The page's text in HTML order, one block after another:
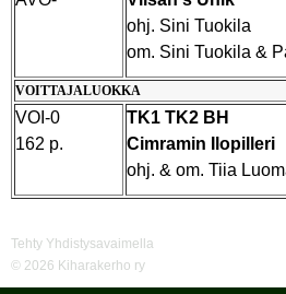
ohj. Sini Tuokila
om. Sini Tuokila &
VOITTAJALUOKKA
VOI-0
162 p.
TK1 TK2 BH
Cimramin Ilopilleri
ohj. & om. Tiia
Tehty Yhdistysavaimella
© 2026 Kiharakerho ry